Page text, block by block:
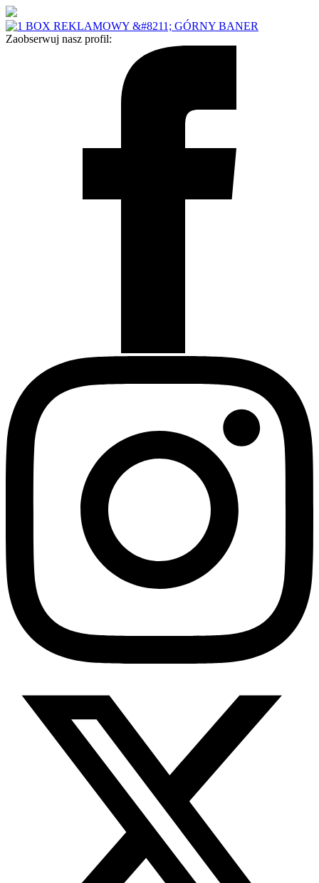
Zaobserwuj nasz profil: